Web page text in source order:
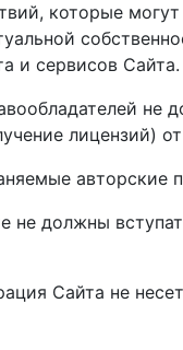
которые
и сервисов Сайта.
лицензий)
авторские
не должны
Сайта не